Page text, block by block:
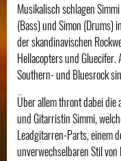
Musikalisch schlagen
(Bass) und Simon (Drums)
der skandinavischen
Hellacopters und Gluecifer.
Southern- und Bluesrock
Über allem thront dabei
und Gitarristin Simmi,
Leadgitarren-Parts, einem
unverwechselbaren Stil von